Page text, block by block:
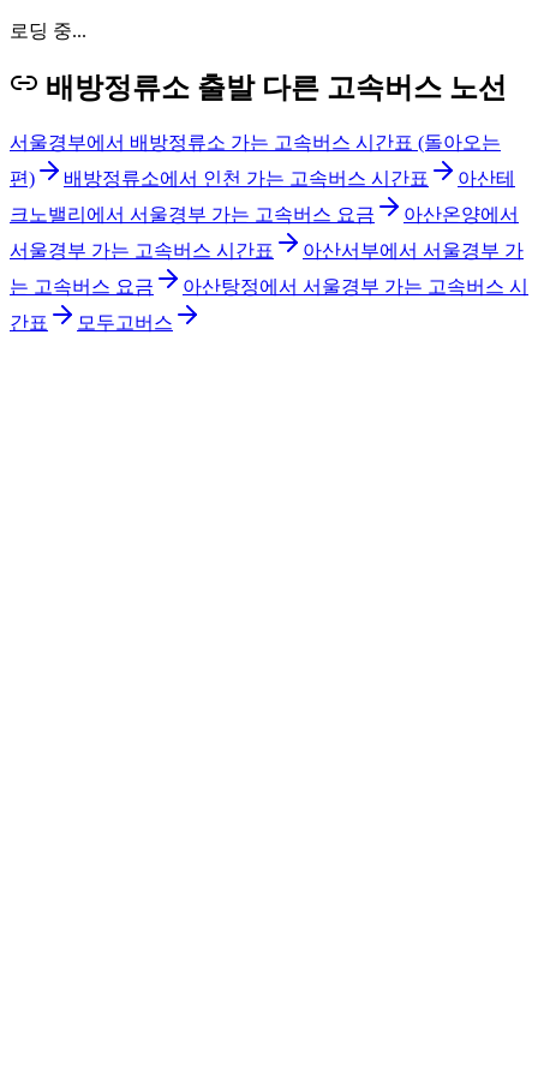
로딩 중...
배방정류소 출발 다른 고속버스 노선
서울경부에서 배방정류소 가는 고속버스 시간표 (돌아오는
편)
배방정류소에서 인천 가는 고속버스 시간표
아산테
크노밸리에서 서울경부 가는 고속버스 요금
아산온양에서
서울경부 가는 고속버스 시간표
아산서부에서 서울경부 가
는 고속버스 요금
아산탕정에서 서울경부 가는 고속버스 시
간표
모두고버스